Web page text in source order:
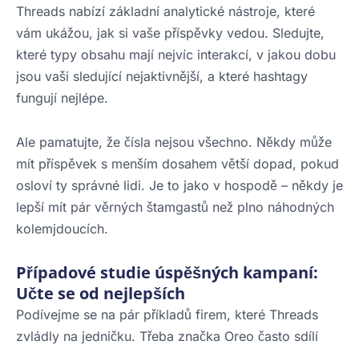
Threads nabízí základní analytické nástroje, které
vám ukážou, jak si vaše příspěvky vedou. Sledujte,
které typy obsahu mají nejvíc interakcí, v jakou dobu
jsou vaši sledující nejaktivnější, a které hashtagy
fungují nejlépe.
Ale pamatujte, že čísla nejsou všechno. Někdy může
mít příspěvek s menším dosahem větší dopad, pokud
osloví ty správné lidi. Je to jako v hospodě – někdy je
lepší mít pár věrných štamgastů než plno náhodných
kolemjdoucích.
Případové studie úspěšných kampaní:
Učte se od nejlepších
Podívejme se na pár příkladů firem, které Threads
zvládly na jedničku. Třeba značka Oreo často sdílí